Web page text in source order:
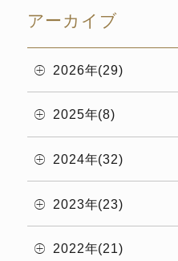
アーカイブ
2026年(29)
2025年(8)
2024年(32)
2023年(23)
2022年(21)